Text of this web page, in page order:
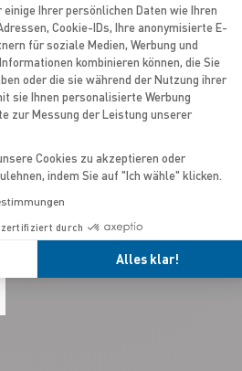
Ihrer persönlichen Daten wie Ihren
Cookie-IDs, Ihre anonymisierte E-
für soziale Medien, Werbung und
kombinieren können, die Sie
oder die sie während der Nutzung ihrer
sie Ihnen personalisierte Werbung
zur Messung der Leistung unserer
Cookies zu akzeptieren oder
indem Sie auf "Ich wähle" klicken.
zertifiziert durch
Alles klar!